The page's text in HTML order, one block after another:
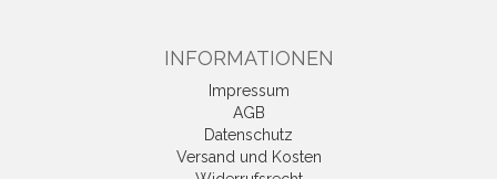
INFORMATIONEN
Impressum
AGB
Datenschutz
Versand und Kosten